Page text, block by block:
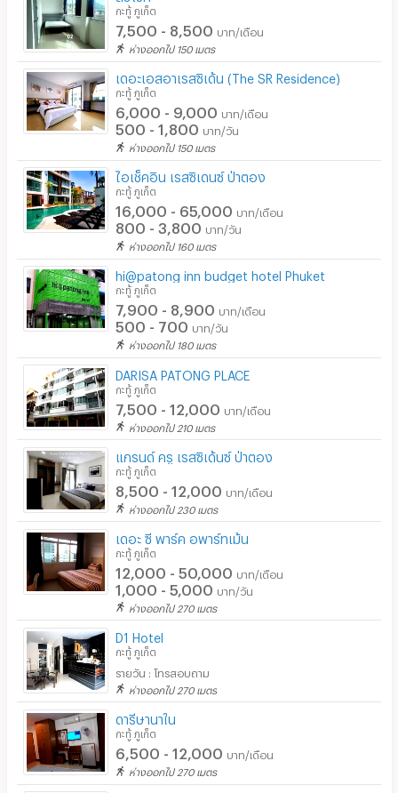
มีระบบรักษาความปลอดภัย (keycard)
มีระบบรักษาความปลอดภัย (สแกนลายนิ้วมือ)
กล้องวงจรปิด (CCTV)
รปภ.
ร้านค้า สะดวกซื้อ
ร้านซัก-รีด / มีบริการเครื่องซักผ้า
ร้านทำผม-เสริมสวย
สถานี charge รถไฟฟ้า
กะทู้ ภูเก็ต
7,500 - 8,500 บาท/เดือน
ห่างออกไป 150 เมตร
เดอะเอสอาเรสซิเด้น (The SR Residence)
กะทู้ ภูเก็ต
6,000 - 9,000 บาท/เดือน
500 - 1,800 บาท/วัน
ห่างออกไป 150 เมตร
ไอเช็คอิน เรสซิเดนซ์ ป่าตอง
กะทู้ ภูเก็ต
16,000 - 65,000 บาท/เดือน
800 - 3,800 บาท/วัน
ห่างออกไป 160 เมตร
hi@patong inn budget hotel Phuket
กะทู้ ภูเก็ต
7,900 - 8,900 บาท/เดือน
500 - 700 บาท/วัน
ห่างออกไป 180 เมตร
DARISA PATONG PLACE
กะทู้ ภูเก็ต
7,500 - 12,000 บาท/เดือน
ห่างออกไป 210 เมตร
แกรนด์ ครู เรสซิเด้นซ์ ป่าตอง
กะทู้ ภูเก็ต
8,500 - 12,000 บาท/เดือน
ห่างออกไป 230 เมตร
เดอะ ซี พาร์ค อพาร์ทเม้น
กะทู้ ภูเก็ต
12,000 - 50,000 บาท/เดือน
1,000 - 5,000 บาท/วัน
ห่างออกไป 270 เมตร
D1 Hotel
กะทู้ ภูเก็ต
รายวัน : โทรสอบถาม
ห่างออกไป 270 เมตร
ดารีษานาใน
กะทู้ ภูเก็ต
6,500 - 12,000 บาท/เดือน
ห่างออกไป 270 เมตร